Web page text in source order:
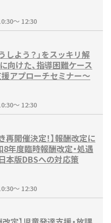
～ 12:30
しよう？」をスッキリ解
向けた、指導困難ケース
アプローチセミナー〜
～ 12:30
再開催決定！】報酬改定に
年度臨時報酬改定・処遇
本版DBSへの対応策
～ 12:30